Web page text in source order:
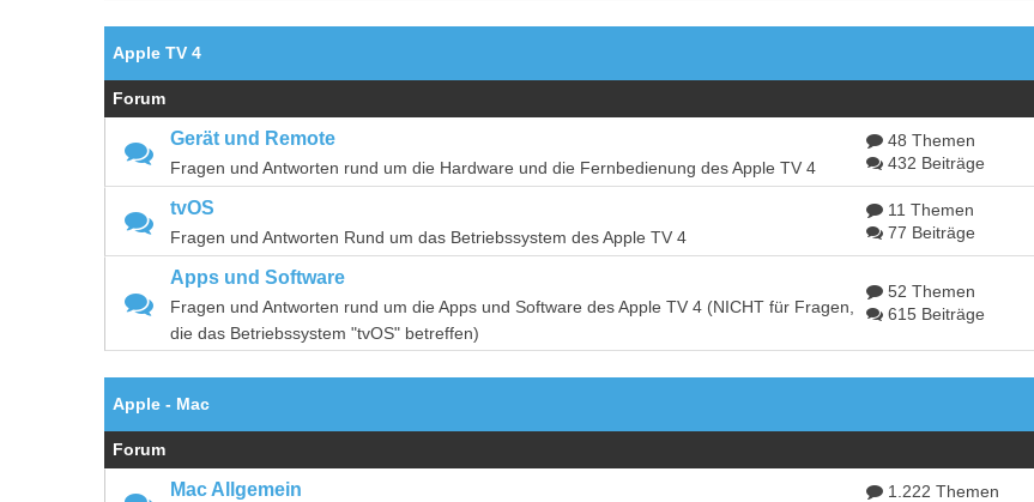
Apple TV 4
Forum
Gerät und Remote
Fragen und Antworten rund um die Hardware und die Fernbedienung des Apple TV 4
48 Themen
432 Beiträge
tvOS
Fragen und Antworten Rund um das Betriebssystem des Apple TV 4
11 Themen
77 Beiträge
Apps und Software
Fragen und Antworten rund um die Apps und Software des Apple TV 4 (NICHT für Fragen,
die das Betriebssystem "tvOS" betreffen)
52 Themen
615 Beiträge
Apple - Mac
Forum
Mac Allgemein
1.222 Themen